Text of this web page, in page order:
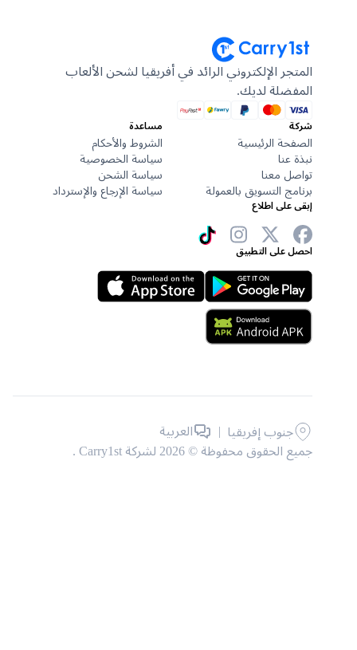
المتجر الإلكتروني الرائد في أفريقيا لشحن الألعاب
المفضلة لديك.
الصفحة الرئيسية
نبذة عنا
تواصل معنا
برنامج التسويق بالعمولة
مساعدة
الشروط والأحكام
سياسة الخصوصية
سياسة الشحن
سياسة الإرجاع والإسترداد
إبقى على اطلاع
احصل على التطبيق
جميع الحقوق محفوظة © 2026 لشركة Carry1st .
جنوب إفريقيا العربية